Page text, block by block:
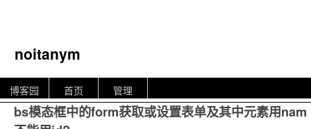
noitanym
博客园 首页 管理
bs模态框中的form获取或设置表单及其中元素用nam